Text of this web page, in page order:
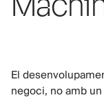
El
negoci, no amb